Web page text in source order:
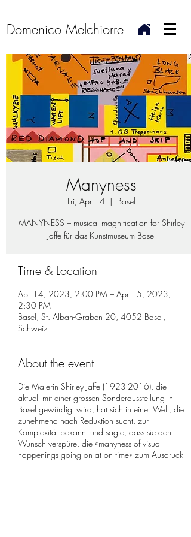
Domenico Melchiorre
Manyness
Fri, Apr 14
  |
Basel
MANYNESS – musical magnification for Shirley
Jaffe für das Kunstmuseum Basel
Time & Location
Apr 14, 2023, 2:00 PM – Apr 15, 2023,
2:30 PM
Basel, St. Alban-Graben 20, 4052 Basel,
Schweiz
About the event
Die Malerin Shirley Jaffe (1923-2016), die
aktuell mit einer grossen Sonderausstellung in
Basel gewürdigt wird, hat sich in einer Welt, die
zunehmend nach Reduktion sucht, zur
Komplexität bekannt und sagte, dass sie den
Wunsch verspüre, die «manyness of visual
happenings going on at on time» zum Ausdruck